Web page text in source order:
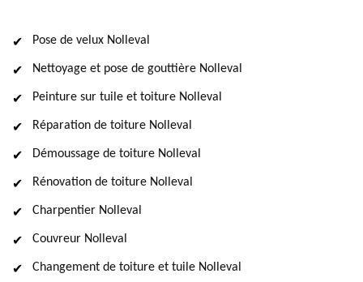
Pose de velux Nolleval
Nettoyage et pose de gouttière Nolleval
Peinture sur tuile et toiture Nolleval
Réparation de toiture Nolleval
Démoussage de toiture Nolleval
Rénovation de toiture Nolleval
Charpentier Nolleval
Couvreur Nolleval
Changement de toiture et tuile Nolleval